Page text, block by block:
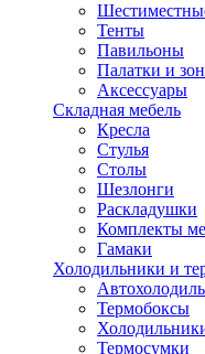
Тенты
Павильоны
Палатки и
Аксессуары
Складная мебель
Кресла
Стулья
Столы
Шезлонги
Раскладушки
Комплекты
Гамаки
Холодильники и
Термобоксы
Термосумки